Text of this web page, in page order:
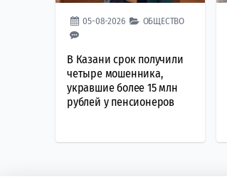
05-08-2026 ОБЩЕСТВО
В Казани срок получили
четыре мошенника,
укравшие более 15 млн
рублей у пенсионеров